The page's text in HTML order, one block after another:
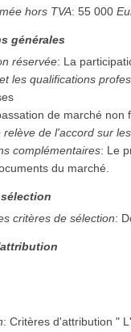
hors TVA:55 000
générales
réservée: La
les qualifications
de marché non
relève de l'accord sur
complémentaires: Le
du marché.
critères de sélection:
:Critères d'attribution "